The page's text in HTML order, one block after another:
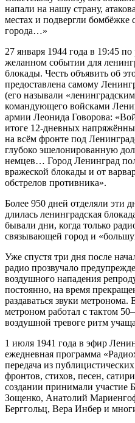
напали на нашу страну,
местах и подвергли бомбёжке
города…»
27 января 1944 года в 19:45
желанном событии для
блокады. Честь объявить об
предоставлена самому
(его называли
командующего войсками
армии Леонида Говорова:
итоге 12-дневных
на всём фронте под
глубоко эшелонированную
немцев… Город Ленинград
вражеской блокады и от
обстрелов противника».
Более 950 дней отделяли эти
длилась ленинградская
бывали дни, когда только
связывающей город и
Уже спустя три дня после
радио прозвучало
воздушного нападения
постоянно, на время
раздаваться звуки
метроном работал с тактом
воздушной тревоге ритм
1 июля 1941 года в эфир
ежедневная программа
передача из
фронтов, стихов, песен,
создании принимали участие
Зощенко, Анатолий
Берггольц, Вера Инбер и